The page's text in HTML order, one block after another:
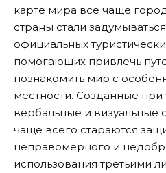
карте мира все чаще
страны стали
официальных
помогающих привлечь
познакомить мир с
местности. Созданные при
вербальные и визуальные
чаще всего стараются
неправомерного и
использования третьими